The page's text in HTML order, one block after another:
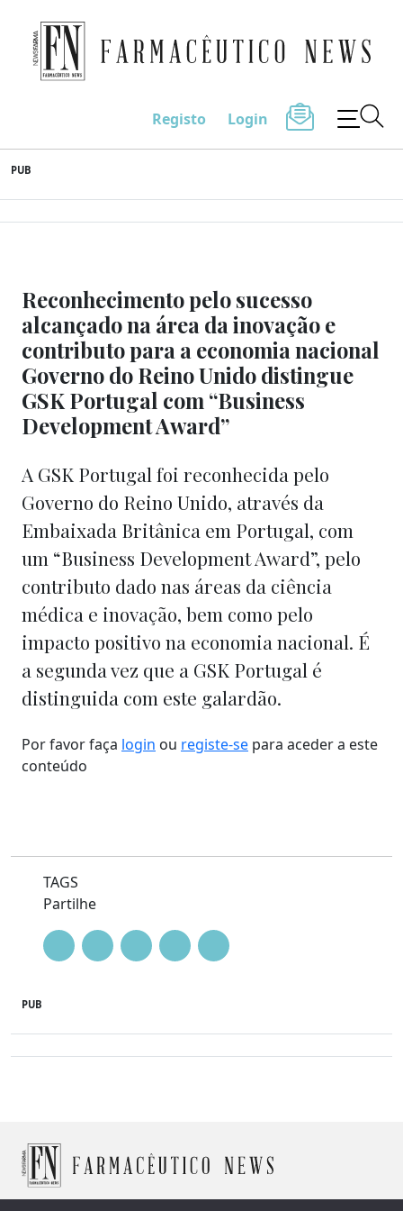
to
content
Farmacêutico News
Registo Login
PUB
Reconhecimento pelo sucesso
alcançado na área da inovação e
contributo para a economia nacional
Governo do Reino Unido distingue
GSK Portugal com “Business
Development Award”
A GSK Portugal foi reconhecida pelo
Governo do Reino Unido, através da
Embaixada Britânica em Portugal, com
um “Business Development Award”, pelo
contributo dado nas áreas da ciência
médica e inovação, bem como pelo
impacto positivo na economia nacional. É
a segunda vez que a GSK Portugal é
distinguida com este galardão.
Por favor faça login ou registe-se para aceder a este
conteúdo
TAGS
Partilhe
PUB